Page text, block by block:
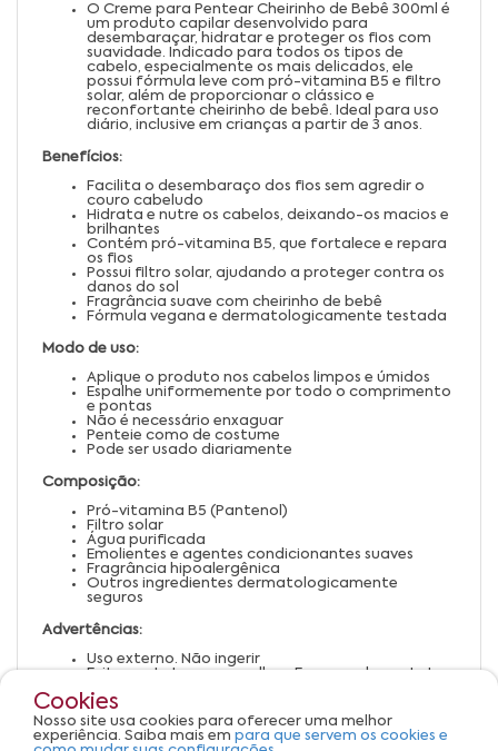
O Creme para Pentear Cheirinho de Bebê 300ml é
um produto capilar desenvolvido para
desembaraçar, hidratar e proteger os fios com
suavidade. Indicado para todos os tipos de
cabelo, especialmente os mais delicados, ele
possui fórmula leve com pró-vitamina B5 e filtro
solar, além de proporcionar o clássico e
reconfortante cheirinho de bebê. Ideal para uso
diário, inclusive em crianças a partir de 3 anos.
Benefícios:
Facilita o desembaraço dos fios sem agredir o
couro cabeludo
Hidrata e nutre os cabelos, deixando-os macios e
brilhantes
Contém pró-vitamina B5, que fortalece e repara
os fios
Possui filtro solar, ajudando a proteger contra os
danos do sol
Fragrância suave com cheirinho de bebê
Fórmula vegana e dermatologicamente testada
Modo de uso:
Aplique o produto nos cabelos limpos e úmidos
Espalhe uniformemente por todo o comprimento
e pontas
Não é necessário enxaguar
Penteie como de costume
Pode ser usado diariamente
Composição:
Pró-vitamina B5 (Pantenol)
Filtro solar
Água purificada
Emolientes e agentes condicionantes suaves
Fragrância hipoalergênica
Outros ingredientes dermatologicamente
seguros
Advertências:
Uso externo. Não ingerir
Evite contato com os olhos. Em caso de contato,
Suspenda o uso em caso de irritação ou alergia
Não utilizar em crianças menores de 3 anos
Mantenha fora do alcance de crianças
Armazene em local fresco, seco e ao abrigo da luz
Cookies
Nosso site usa cookies para oferecer uma melhor
experiência. Saiba mais em para que servem os cookies e